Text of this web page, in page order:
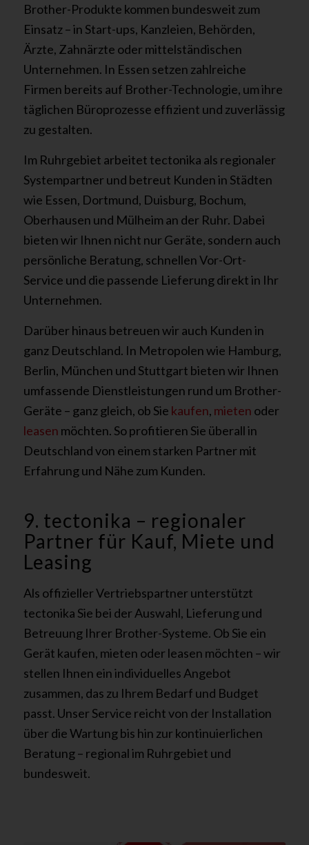
Brother-Produkte kommen bundesweit zum
Einsatz – in Start-ups, Kanzleien, Behörden,
Ärzte, Zahnärzte oder mittelständischen
Unternehmen. In Essen setzen zahlreiche
Firmen bereits auf Brother-Technologie, um ihre
täglichen Büroprozesse effizient und zuverlässig
zu gestalten.
Im Ruhrgebiet arbeitet tectonika als regionaler
Systempartner und betreut Kunden in Städten
wie Essen, Dortmund, Duisburg, Bochum,
Oberhausen und Mülheim an der Ruhr. Dabei
bieten wir Ihnen nicht nur Geräte, sondern auch
persönliche Beratung, schnellen Vor-Ort-
Service und die passende Lieferung direkt in Ihr
Unternehmen.
Darüber hinaus betreuen wir auch Kunden in
ganz Deutschland. In Metropolen wie Hamburg,
Berlin, München und Stuttgart bieten wir Ihnen
umfassende Dienstleistungen rund um Brother-
Geräte – ganz gleich, ob Sie kaufen, mieten oder
leasen möchten. So profitieren Sie überall in
Deutschland von einem starken Partner mit
Erfahrung und Nähe zum Kunden.
9. tectonika – regionaler
Partner für Kauf, Miete und
Leasing
Als offizieller Vertriebspartner unterstützt
tectonika Sie bei der Auswahl, Lieferung und
Betreuung Ihrer Brother-Systeme. Ob Sie ein
Gerät kaufen, mieten oder leasen möchten – wir
stellen Ihnen ein individuelles Angebot
zusammen, das zu Ihrem Bedarf und Budget
passt. Unser Service reicht von der Installation
über die Wartung bis hin zur kontinuierlichen
Beratung – regional im Ruhrgebiet und
bundesweit.